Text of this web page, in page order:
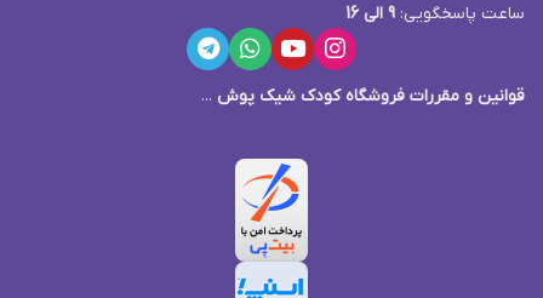
ساعت پاسخگویی: 9 الی 16
قوانین و مقررات فروشگاه کودک شیک پوش ...